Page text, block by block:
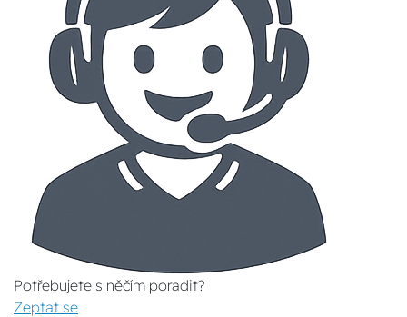
Potřebujete s něčím poradit?
Zeptat se